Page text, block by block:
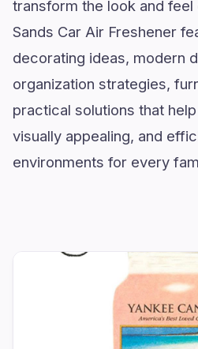
transform the look and
Sands Car Air Freshener
decorating ideas, modern
organization strategies,
practical solutions that
visually appealing, and
environments for every